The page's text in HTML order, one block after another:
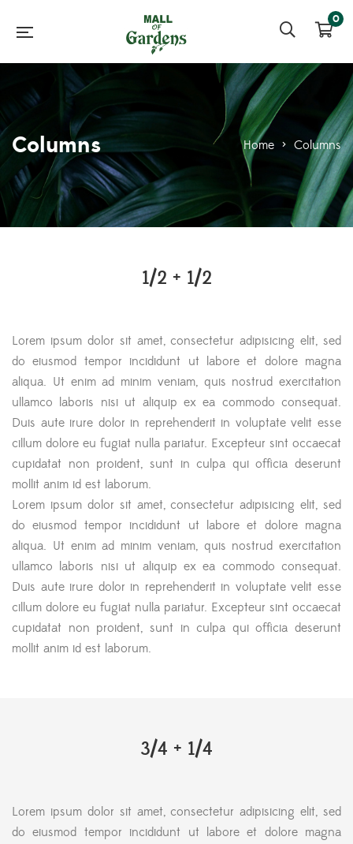
0
Columns Home > Columns
1/2 + 1/2
Lorem ipsum dolor sit amet, consectetur adipisicing elit, sed
do eiusmod tempor incididunt ut labore et dolore magna
aliqua. Ut enim ad minim veniam, quis nostrud exercitation
ullamco laboris nisi ut aliquip ex ea commodo consequat.
Duis aute irure dolor in reprehenderit in voluptate velit esse
cillum dolore eu fugiat nulla pariatur. Excepteur sint occaecat
cupidatat non proident, sunt in culpa qui officia deserunt
mollit anim id est laborum.
Lorem ipsum dolor sit amet, consectetur adipisicing elit, sed
do eiusmod tempor incididunt ut labore et dolore magna
aliqua. Ut enim ad minim veniam, quis nostrud exercitation
ullamco laboris nisi ut aliquip ex ea commodo consequat.
Duis aute irure dolor in reprehenderit in voluptate velit esse
cillum dolore eu fugiat nulla pariatur. Excepteur sint occaecat
cupidatat non proident, sunt in culpa qui officia deserunt
mollit anim id est laborum.
3/4 + 1/4
Lorem ipsum dolor sit amet, consectetur adipisicing elit, sed
do eiusmod tempor incididunt ut labore et dolore magna